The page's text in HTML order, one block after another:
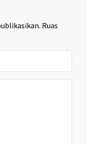
Ruas